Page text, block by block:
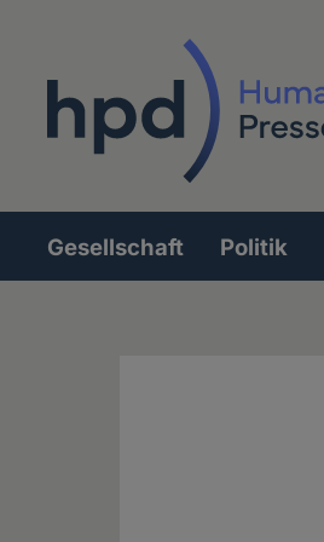
Hauptnavigation
Gesellschaft Politik